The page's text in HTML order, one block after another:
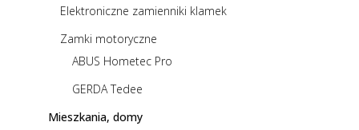
Elektroniczne zamienniki klamek
Zamki motoryczne
ABUS Hometec Pro
GERDA Tedee
Mieszkania, domy